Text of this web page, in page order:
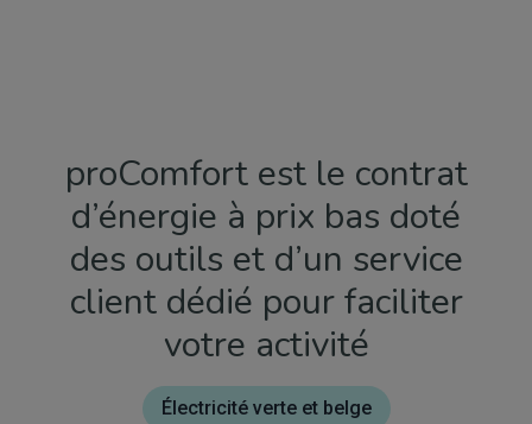
proComfort est le contrat
d’énergie à prix bas doté
des outils et d’un service
client dédié pour faciliter
votre activité
Électricité verte et belge